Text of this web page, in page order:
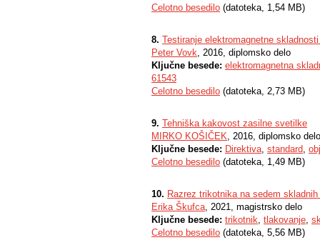
Celotno besedilo (datoteka, 1,54 MB)
8. Testiranje elektromagnetne
Peter Vovk, 2016, diplomsko delo
Ključne besede: elektromagnetna
61543
Celotno besedilo (datoteka, 2,73 MB)
9. Tehniška kakovost zasilne svetilke
MIRKO KOŠIČEK, 2016, diplomsko delo
Ključne besede: Direktiva, standard,
Celotno besedilo (datoteka, 1,49 MB)
10. Razrez trikotnika na sedem
Erika Škufca, 2021, magistrsko delo
Ključne besede: trikotnik, tlakovanje,
Celotno besedilo (datoteka, 5,56 MB)